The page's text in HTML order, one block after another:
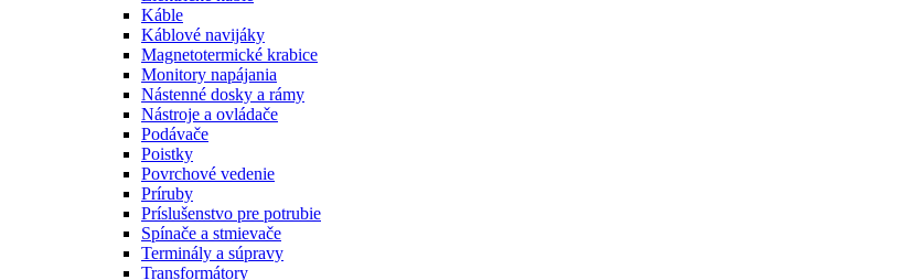
Káble
Káblové navijáky
Magnetotermické krabice
Monitory napájania
Nástenné dosky a rámy
Nástroje a ovládače
Podávače
Poistky
Povrchové vedenie
Príruby
Príslušenstvo pre potrubie
Spínače a stmievače
Terminály a súpravy
Transformátory